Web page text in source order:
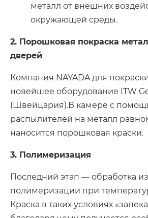
металл от внешних
окружающей среды.
2. Порошковая покраска
дверей
Компания NAYADA для
новейшее оборудование ITW
(Швейцария).В камере с
распылителей на металл
наносится порошковая краски.
3. Полимеризация
Последний этап — обработка
полимеризации при
Краска в таких условиях